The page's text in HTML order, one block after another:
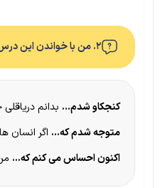
۲. من با خواندن این درس: کنجکاو شدم… متوجه شدم که… اکنون احساس می‌کنم که…
کنجکاو شدم… بدانم
متوجه شدم که… اگر انسان
اکنون احساس می کنم که…